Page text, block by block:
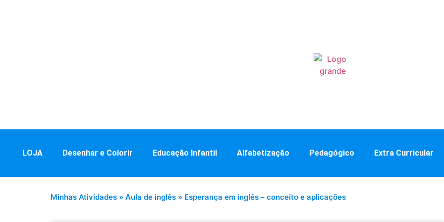
LOJA Desenhar e Colorir Educação Infantil Alfabetização Pedagógico Extra Curricular
Minhas Atividades » Aula de inglês » Esperança em inglês – conceito e aplicações